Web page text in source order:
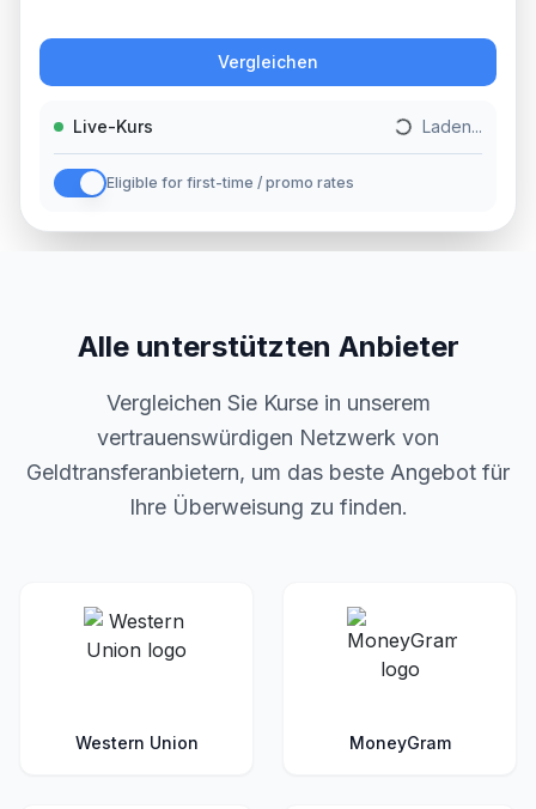
Vergleichen
Live-Kurs Laden...
Eligible for first-time / promo rates
Alle unterstützten Anbieter
Vergleichen Sie Kurse in unserem
vertrauenswürdigen Netzwerk von
Geldtransferanbietern, um das beste Angebot für
Ihre Überweisung zu finden.
Western Union MoneyGram